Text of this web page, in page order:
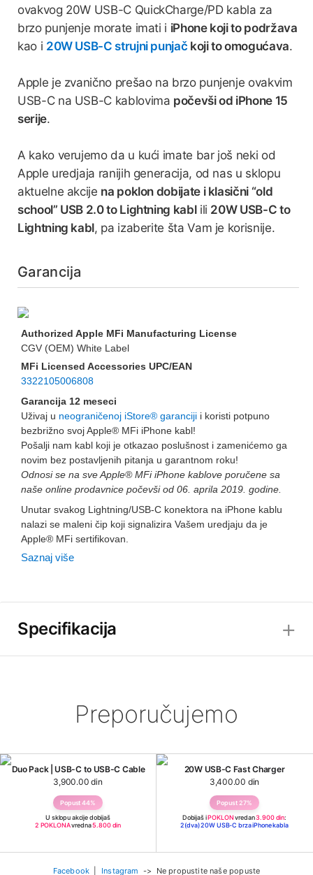
ovakvog 20W USB-C QuickCharge/PD kabla za
brzo punjenje morate imati i iPhone koji to podržava
kao i 20W USB-C strujni punjač koji to omogućava.
Apple je zvanično prešao na brzo punjenje ovakvim
USB-C na USB-C kablovima počevši od iPhone 15
serije.
A kako verujemo da u kući imate bar još neki od
Apple uredjaja ranijih generacija, od nas u sklopu
aktuelne akcije na poklon dobijate i klasični “old
school” USB 2.0 to Lightning kablili 20W USB-C to
Lightning kabl, pa izaberite šta Vam je korisnije.
Garancija
Authorized Apple MFi Manufacturing License
CGV (OEM) White Label
MFi Licensed Accessories UPC/EAN
3322105006808
Garancija 12 meseci
Uživaj u neograničenoj iStore® garanciji i koristi potpuno
bezbrižno svoj Apple® MFi iPhone kabl!
Pošalji nam kabl koji je otkazao poslušnost i zamenićemo ga
novim bez postavljenih pitanja u garantnom roku!
Odnosi se na sve Apple® MFi iPhone kablove poručene sa
naše online prodavnice počevši od 06. aprila 2019. godine.
Unutar svakog Lightning/USB-C konektora na iPhone kablu
nalazi se maleni čip koji signalizira Vašem uredjaju da je
Apple® MFi sertifikovan.
Saznaj više
Specifikacija ✕
Preporučujemo
Popust 44%
U sklopu akcije dobijaš
2 POKLONAvredna5.800 din
Duo Pack | USB-C to USB-C Cable
3,900.00 din
Popust 27%
Dobijaš iPOKLONvredan3.900 din:
2(dva) 20W USB-C brza iPhone kabla
20W USB-C Fast Charger
3,400.00 din
Facebook Instagram -> Ne propustite naše popuste